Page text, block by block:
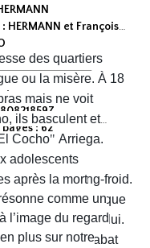
HERMANN et François
: avril 2026
: 62
des quartiers
ou la misère. À 18
mais ne voit
ils basculent et
Cocho" Arriega.
adolescents
de sang-froid.
à une peur panique
un déclic chez lui.
son arme et abat
après la mort
comme un
l’image du regard
plus sur notre